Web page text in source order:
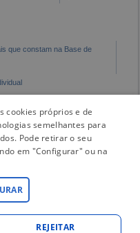
que constam na Base de
cookies próprios e de
semelhantes para
Pode retirar o seu
em "Configurar" ou na
REJEITAR